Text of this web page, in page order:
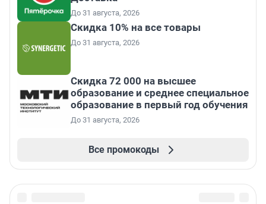
До 31 августа, 2026
Скидка 10% на все товары
До 31 августа, 2026
Скидка 72 000 на высшее
образование и среднее специальное
образование в первый год обучения
До 31 августа, 2026
Все промокоды